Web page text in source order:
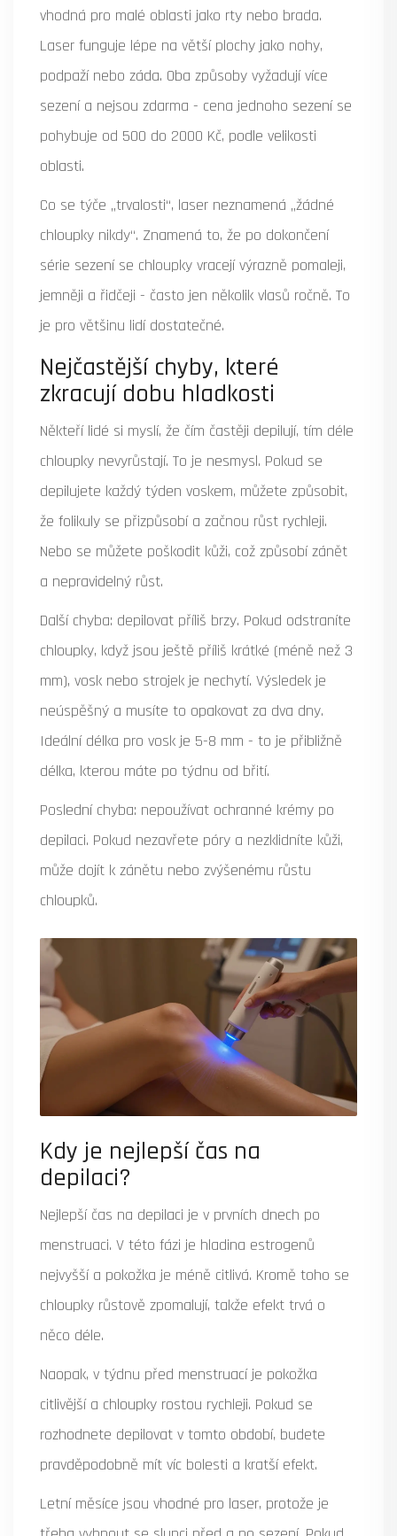
vhodná pro malé oblasti jako rty nebo brada.
Laser funguje lépe na větší plochy jako nohy,
podpaží nebo záda. Oba způsoby vyžadují více
sezení a nejsou zdarma - cena jednoho sezení se
pohybuje od 500 do 2000 Kč, podle velikosti
oblasti.
Co se týče „trvalosti“, laser neznamená „žádné
chloupky nikdy“. Znamená to, že po dokončení
série sezení se chloupky vracejí výrazně pomaleji,
jemněji a řidčeji - často jen několik vlasů ročně. To
je pro většinu lidí dostatečné.
Nejčastější chyby, které
zkracují dobu hladkosti
Někteří lidé si myslí, že čím častěji depilují, tím déle
chloupky nevyrůstají. To je nesmysl. Pokud se
depilujete každý týden voskem, můžete způsobit,
že folikuly se přizpůsobí a začnou růst rychleji.
Nebo se můžete poškodit kůži, což způsobí zánět
a nepravidelný růst.
Další chyba: depilovat příliš brzy. Pokud odstraníte
chloupky, když jsou ještě příliš krátké (méně než 3
mm), vosk nebo strojek je nechytí. Výsledek je
neúspěšný a musíte to opakovat za dva dny.
Ideální délka pro vosk je 5-8 mm - to je přibližně
délka, kterou máte po týdnu od břití.
Poslední chyba: nepoužívat ochranné krémy po
depilaci. Pokud nezavřete póry a nezklidníte kůži,
může dojít k zánětu nebo zvýšenému růstu
chloupků.
Kdy je nejlepší čas na
depilaci?
Nejlepší čas na depilaci je v prvních dnech po
menstruaci. V této fázi je hladina estrogenů
nejvyšší a pokožka je méně citlivá. Kromě toho se
chloupky růstově zpomalují, takže efekt trvá o
něco déle.
Naopak, v týdnu před menstruací je pokožka
citlivější a chloupky rostou rychleji. Pokud se
rozhodnete depilovat v tomto období, budete
pravděpodobně mít víc bolesti a kratší efekt.
Letní měsíce jsou vhodné pro laser, protože je